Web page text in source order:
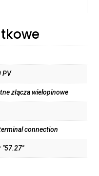
PV
złącza wielopinowe
connection
"57.27"